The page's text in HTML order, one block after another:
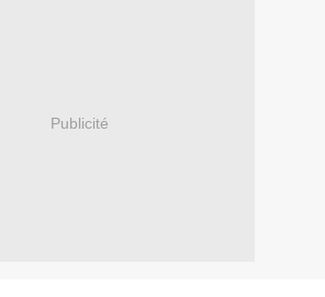
Publicité